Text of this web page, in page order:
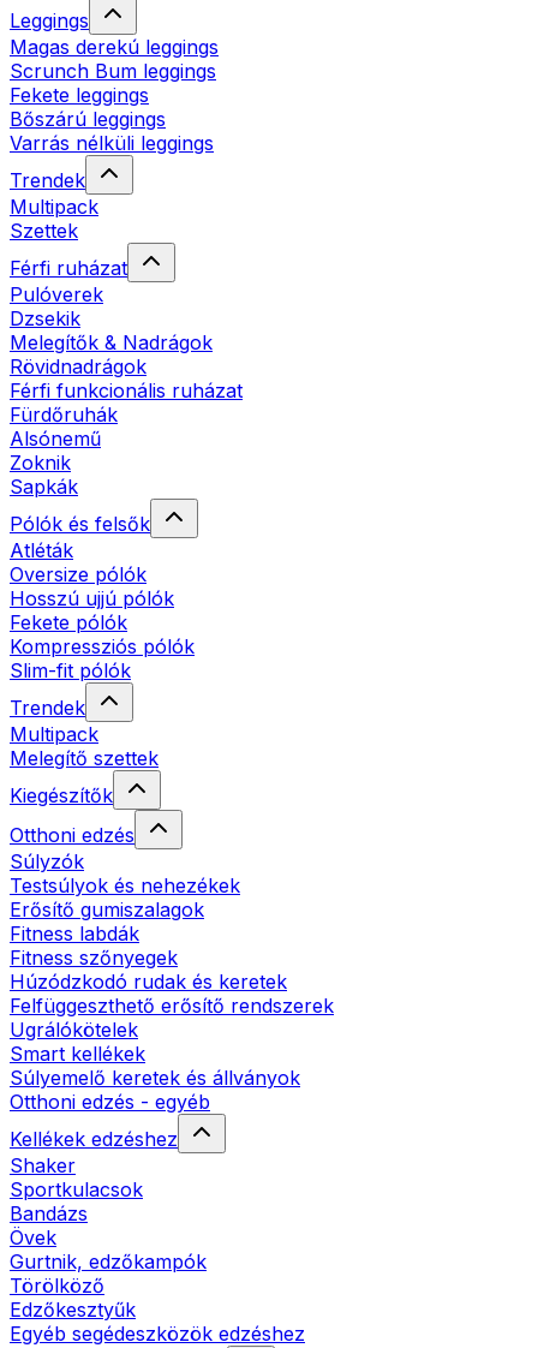
Leggings
Magas derekú leggings
Scrunch Bum leggings
Fekete leggings
Bőszárú leggings
Varrás nélküli leggings
Trendek
Multipack
Szettek
Férfi ruházat
Pulóverek
Dzsekik
Melegítők & Nadrágok
Rövidnadrágok
Férfi funkcionális ruházat
Fürdőruhák
Alsónemű
Zoknik
Sapkák
Pólók és felsők
Atléták
Oversize pólók
Hosszú ujjú pólók
Fekete pólók
Kompressziós pólók
Slim-fit pólók
Trendek
Multipack
Melegítő szettek
Kiegészítők
Otthoni edzés
Súlyzók
Testsúlyok és nehezékek
Erősítő gumiszalagok
Fitness labdák
Fitness szőnyegek
Húzódzkodó rudak és keretek
Felfüggeszthető erősítő rendszerek
Ugrálókötelek
Smart kellékek
Súlyemelő keretek és állványok
Otthoni edzés - egyéb
Kellékek edzéshez
Shaker
Sportkulacsok
Bandázs
Övek
Gurtnik, edzőkampók
Törölköző
Edzőkesztyűk
Egyéb segédeszközök edzéshez